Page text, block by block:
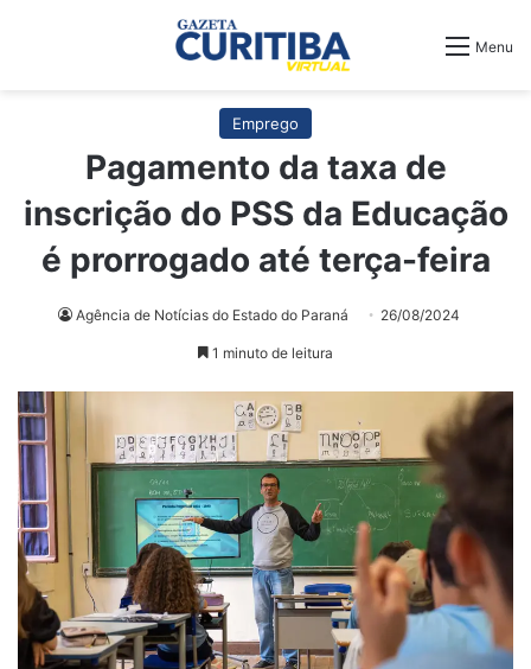
Menu
Emprego
Pagamento da taxa de
inscrição do PSS da Educação
é prorrogado até terça-feira
Agência de Notícias do Estado do Paraná 26/08/2024
1 minuto de leitura